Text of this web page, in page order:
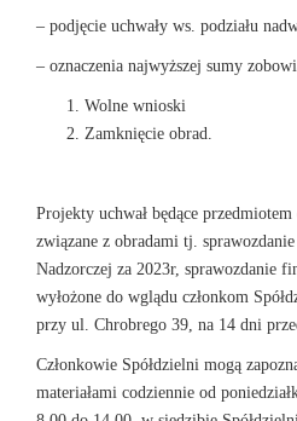
– podjęcie uchwały ws. podziału
– oznaczenia najwyższej sumy
Wolne wnioski
Zamknięcie obrad.
Projekty uchwał będące
związane z obradami tj.
Nadzorczej za 2023r, sprawozdanie
wyłożone do wglądu członkom
przy ul. Chrobrego 39, na 14 dni
Członkowie Spółdzielni mogą
materiałami codziennie od